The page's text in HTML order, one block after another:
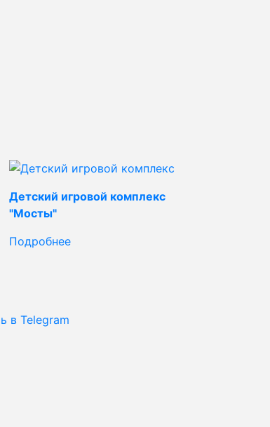
Детский игровой комплекс
"Мосты"
Подробнее